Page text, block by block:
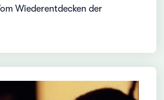
Wiederentdecken der